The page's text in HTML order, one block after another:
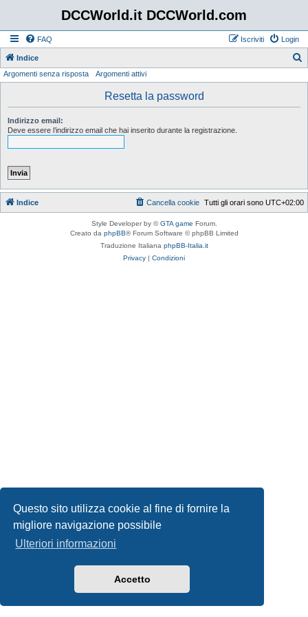
Questo sito utilizza cookie al fine di fornire la
migliore navigazione possibile
Ulteriori informazioni
Accetto
DCCWorld.it DCCWorld.com
FAQ Login
Iscriviti
Indice
Argomenti senza risposta Argomenti attivi
Resetta la password
Indirizzo email:
Deve essere l’indirizzo email che hai inserito durante la registrazione.
Indice Tutti gli orari sono UTC+02:00
Cancella cookie
Style Developer by ©GTA game Forum.
Creato da phpBB® Forum Software © phpBB Limited
Traduzione Italiana phpBB-Italia.it
Privacy | Condizioni